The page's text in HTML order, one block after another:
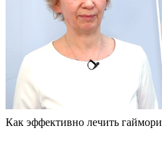
Как эффективно лечить